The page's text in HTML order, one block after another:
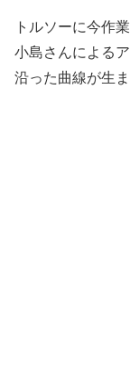
トルソーに今作
小島さんによる
沿った曲線が生